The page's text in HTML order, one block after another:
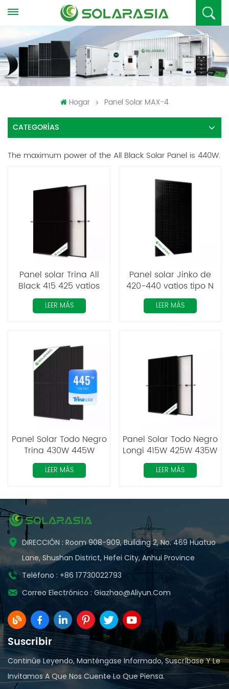
Hogar Panel Solar MAX-4
CATEGORÍAS
The maximum power of the All Black Solar Panel is 440W.
Panel solar Trina All
Black 415 425 vatios
LEER MÁS
Panel solar Jinko de
420-440 vatios tipo N
TopCon todo negro
LEER MÁS
Panel Solar Todo Negro
Trina 430W 445W
LEER MÁS
Panel Solar Todo Negro
Longi 415W 425W 435W
LEER MÁS
DIRECCIÓN : Room 908-909, Building 2, No. 469 Huatuo
Lane, Shushan District, Hefei City, Anhui Province
Teléfono : +86 17730022793
Correo Electrónico : Giazhao@aliyun.com
Suscribir
Continúe Leyendo, Manténgase Informado, Suscríbase Y Le
Invitamos A Que Nos Cuente Lo Que Piensa.